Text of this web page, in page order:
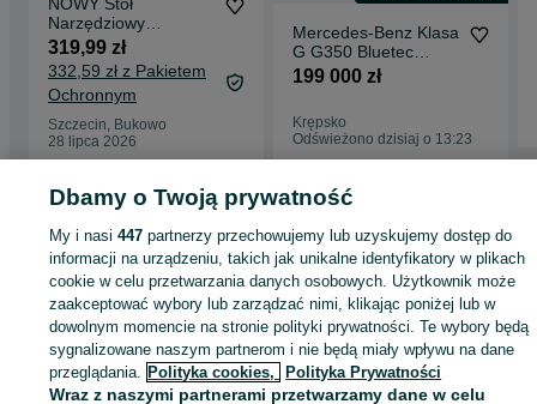
Narzędziowy
Warsztatowy Do
Garażu Pracowni
Solidny Duży FV
319,99 zł
332,59 zł z Pakietem
Ochronnym
Szczecin, Bukowo
28 lipca 2026
Mercedes-Benz Klasa
G G350 Bluetec
Bardzo Ładna
199 000 zł
Krępsko
Odświeżono dzisiaj o 13:23
rolniczych - Zachodniopomorskie
Części do maszyn rolniczych - Goleniów
KATEGORIA
ID:994987280 Wyświetlenia:
Dbamy o Twoją prywatność
My i nasi447 partnerzy przechowujemy lub uzyskujemy dostęp do
informacji na urządzeniu, takich jak unikalne identyfikatory w plikach
cookie w celu przetwarzania danych osobowych. Użytkownik może
zaakceptować wybory lub zarządzać nimi, klikając poniżej lub w
dowolnym momencie na stronie polityki prywatności. Te wybory będą
sygnalizowane naszym partnerom i nie będą miały wpływu na dane
przeglądania. Polityka cookies, Polityka Prywatności
Wraz z naszymi partnerami przetwarzamy dane w celu